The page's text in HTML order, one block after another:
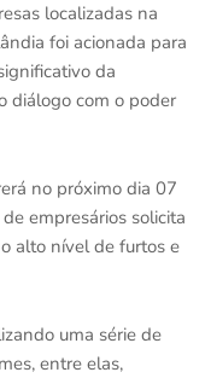
localizadas na
foi acionada para
da
diálogo com o poder
no próximo dia 07
empresários solicita
alto nível de furtos e
uma série de
entre elas,